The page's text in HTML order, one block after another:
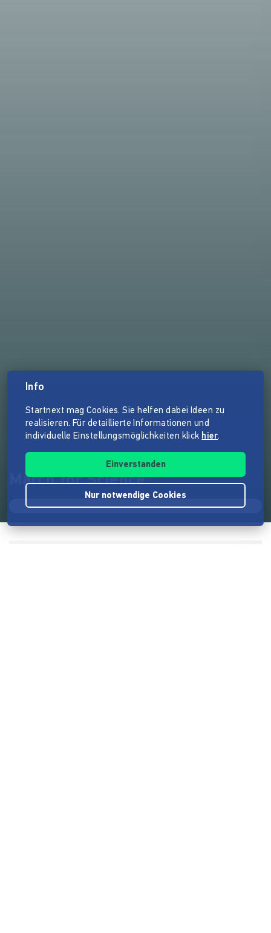
March for Science
Info
Startnext mag Cookies. Sie helfen dabei Ideen zu
realisieren. Für detaillierte Informationen und
individuelle Einstellungsmöglichkeiten klick hier.
Einverstanden
Nur notwendige Cookies